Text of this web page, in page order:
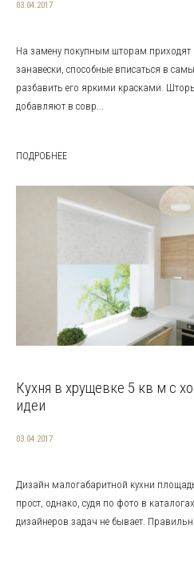
03.04.2017
На замену покупным шторам приходят
занавески, способные вписаться в
разбавить его яркими красками.
добавляют в совр...
ПОДРОБНЕЕ
Кухня в хрущевке 5 кв м с
идеи
03.04.2017
Дизайн малогабаритной кухни
прост, однако, судя по фото в
дизайнеров задач не бывает.